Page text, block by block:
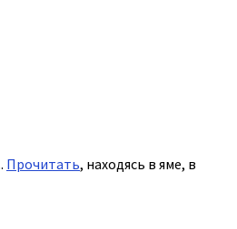
Прочитать, находясь в яме, в